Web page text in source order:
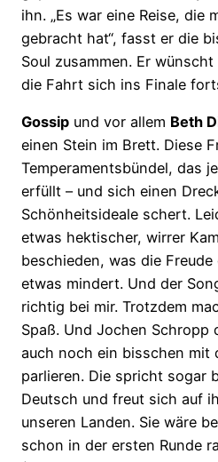
ihn. „Es war eine Reise, die
gebracht hat“, fasst er die
Soul zusammen. Er
die Fahrt sich ins Finale
Gossip und vor allem Beth
einen Stein im Brett. Diese
Temperamentsbündel, das
erfüllt – und sich einen
Schönheitsideale schert.
etwas hektischer, wirrer
beschieden, was die
etwas mindert. Und der
richtig bei mir. Trotzdem
Spaß. Und Jochen
auch noch ein bisschen mit
parlieren. Die spricht sogar
Deutsch und freut sich auf
unseren Landen. Sie wäre
schon in der ersten Runde